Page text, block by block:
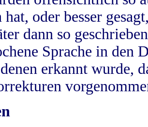
hat, oder besser
dann so
Sprache in
erkannt wurde,